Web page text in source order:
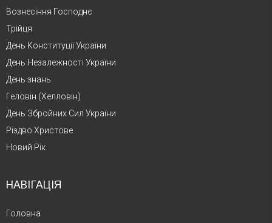
Вознесіння Господнє
Трійця
День Конституції України
День Незалежності України
День знань
Геловін (Хелловін)
День Збройних Сил України
Різдво Христове
Новий Рік
НАВІГАЦІЯ
Головна